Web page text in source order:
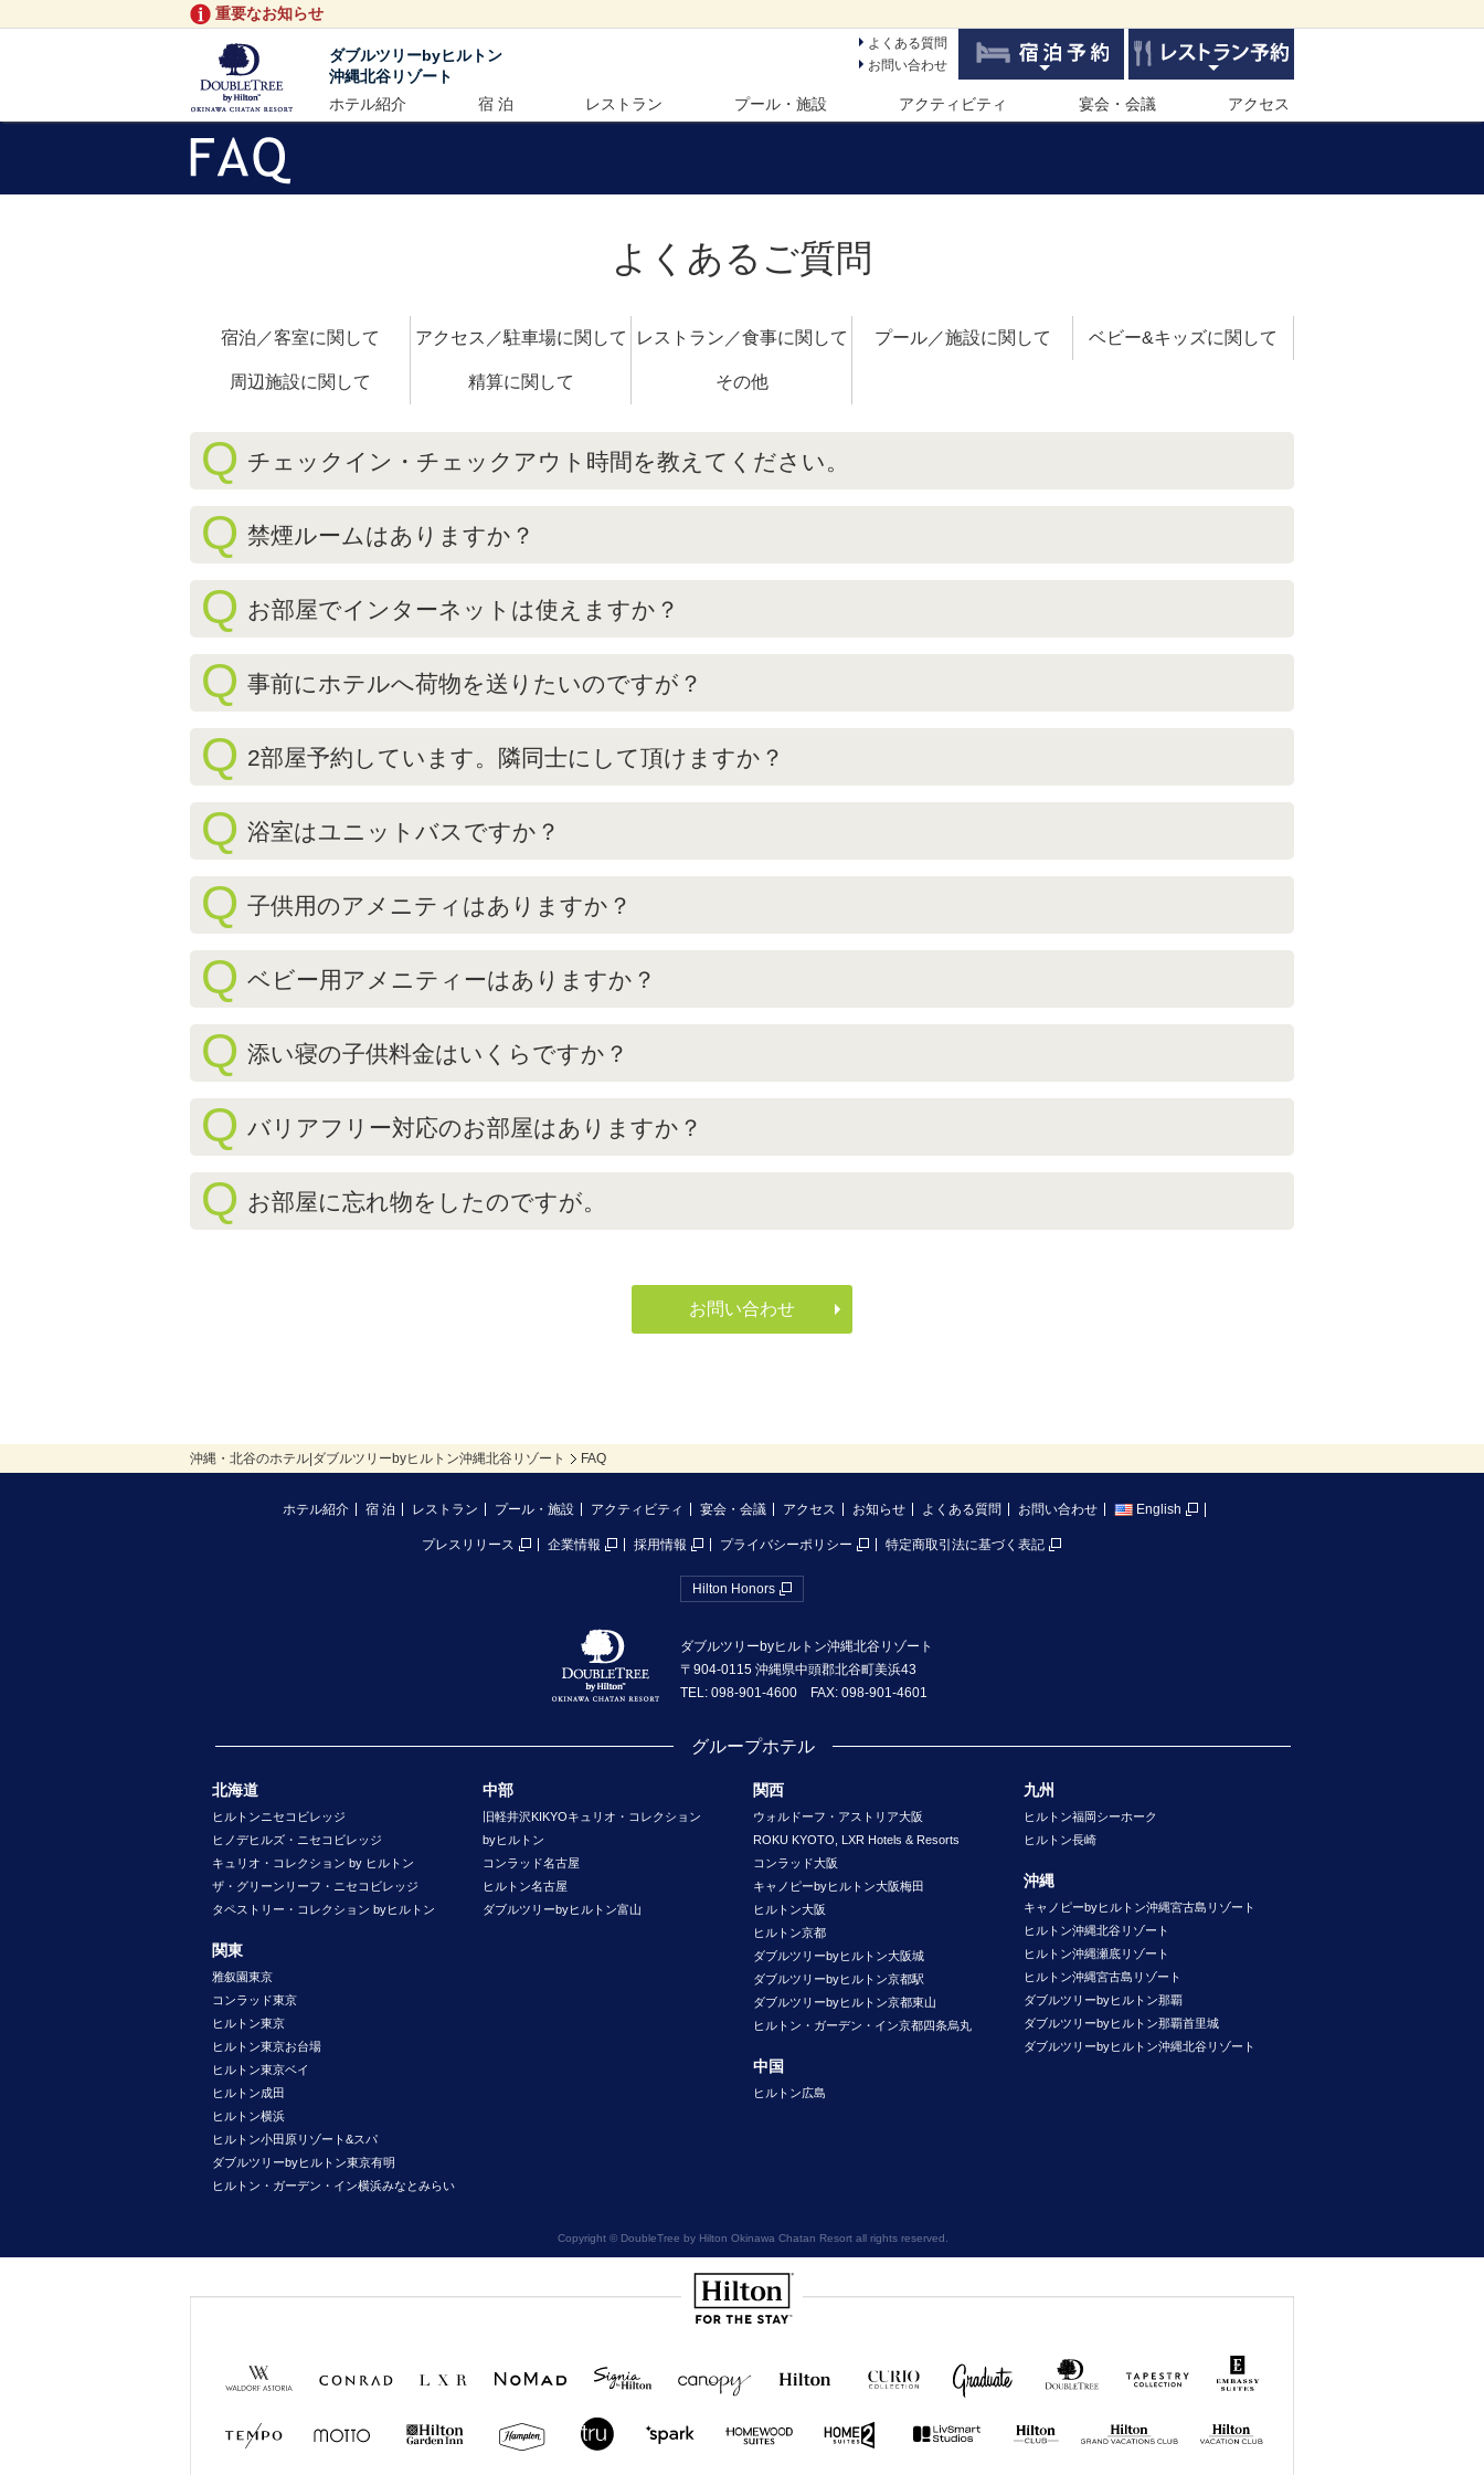
重要なお知らせ
ダブルツリーbyヒルトン
沖縄北谷リゾート
よくある質問
お問い合わせ
ホテル紹介 宿 泊 レストラン プール・施設 アクティビティ 宴会・会議 アクセス
よくあるご質問
宿泊／客室に関して アクセス／駐車場に関して レストラン／食事に関して プール／施設に関して ベビー&キッズに関して
周辺施設に関して 精算に関して その他
Q チェックイン・チェックアウト時間を教えてください。
Q 禁煙ルームはありますか？
Q お部屋でインターネットは使えますか？
Q 事前にホテルへ荷物を送りたいのですが？
Q 2部屋予約しています。隣同士にして頂けますか？
Q 浴室はユニットバスですか？
Q 子供用のアメニティはありますか？
Q ベビー用アメニティーはありますか？
Q 添い寝の子供料金はいくらですか？
Q バリアフリー対応のお部屋はありますか？
Q お部屋に忘れ物をしたのですが。
お問い合わせ
沖縄・北谷のホテル|ダブルツリーbyヒルトン沖縄北谷リゾート FAQ
ホテル紹介 宿 泊 レストラン プール・施設 アクティビティ 宴会・会議 アクセス お知らせ よくある質問 お問い合わせ English
プレスリリース 企業情報 採用情報 プライバシーポリシー 特定商取引法に基づく表記
Hilton Honors
ダブルツリーbyヒルトン沖縄北谷リゾート
〒904-0115 沖縄県中頭郡北谷町美浜43
TEL: 098-901-4600 FAX: 098-901-4601
グループホテル
北海道
ヒルトンニセコビレッジ
ヒノデヒルズ・ニセコビレッジ
キュリオ・コレクション by ヒルトン
ザ・グリーンリーフ・ニセコビレッジ
タペストリー・コレクション byヒルトン
関東
雅叙園東京
コンラッド東京
ヒルトン東京
ヒルトン東京お台場
ヒルトン東京ベイ
ヒルトン成田
ヒルトン横浜
ヒルトン小田原リゾート&スパ
ダブルツリーbyヒルトン東京有明
ヒルトン・ガーデン・イン横浜みなとみらい
中部
旧軽井沢KIKYOキュリオ・コレクション
byヒルトン
コンラッド名古屋
ヒルトン名古屋
ダブルツリーbyヒルトン富山
関西
ウォルドーフ・アストリア大阪
ROKU KYOTO, LXR Hotels & Resorts
コンラッド大阪
キャノピーbyヒルトン大阪梅田
ヒルトン大阪
ヒルトン京都
ダブルツリーbyヒルトン大阪城
ダブルツリーbyヒルトン京都駅
ダブルツリーbyヒルトン京都東山
ヒルトン・ガーデン・イン京都四条烏丸
中国
ヒルトン広島
九州
ヒルトン福岡シーホーク
ヒルトン長崎
沖縄
キャノピーbyヒルトン沖縄宮古島リゾート
ヒルトン沖縄北谷リゾート
ヒルトン沖縄瀬底リゾート
ヒルトン沖縄宮古島リゾート
ダブルツリーbyヒルトン那覇
ダブルツリーbyヒルトン那覇首里城
ダブルツリーbyヒルトン沖縄北谷リゾート
Copyright © DoubleTree by Hilton Okinawa Chatan Resort all rights reserved.
Hilton
Astoria
Hotels &
Resorts
Hotels
&
Collection
DoubleTree
by
Hilton
Collection
by Hilton
Embassy
Suites
by
Garden
Inn
by
Hilton
Tru
by
Hilton
Hilton
Suites by
Hilton
Suites
by
VACATIONS
CLUB
VACATION
CLUB